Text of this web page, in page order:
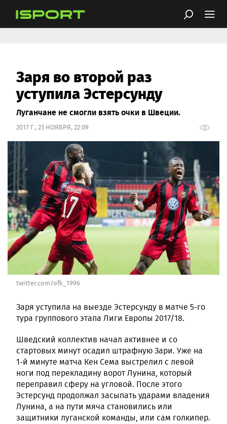
Заря во второй раз
уступила Эстерсунду
Луганчане не смогли взять очки в Швеции.
2017 Г., 23 НОЯБРЯ, 22:09
twitter.com/ofk_1996
Заря уступила на выезде Эстерсунду в матче 5-го
тура группового этапа Лиги Европы 2017/18.
Шведский коллектив начал активнее и со
стартовых минут осадил штрафную Зари. Уже на
1-й минуте матча Кен Сема выстрелил с левой
ноги под перекладину ворот Лунина, который
переправил сферу на угловой. После этого
Эстерсунд продолжал засыпать ударами владения
Лунина, а на пути мяча становились или
защитники луганской команды, или сам голкипер.